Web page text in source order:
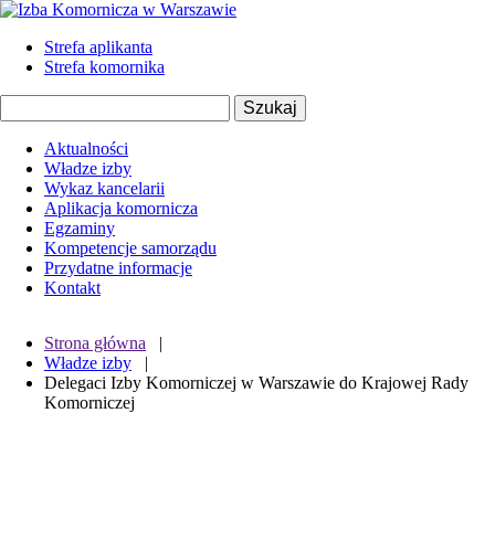
Strefa aplikanta
Strefa komornika
Aktualności
Władze izby
Wykaz kancelarii
Aplikacja komornicza
Egzaminy
Kompetencje samorządu
Przydatne informacje
Kontakt
Strona główna |
Władze izby |
Delegaci Izby Komorniczej w Warszawie do Krajowej Rady
Komorniczej